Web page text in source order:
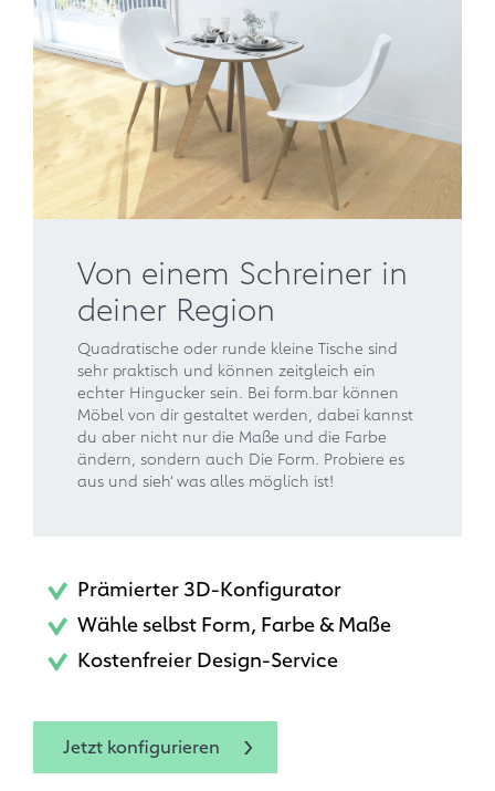
Von einem Schreiner in
deiner Region
Quadratische oder runde kleine Tische sind
sehr praktisch und können zeitgleich ein
echter Hingucker sein. Bei form.bar können
Möbel von dir gestaltet werden, dabei kannst
du aber nicht nur die Maße und die Farbe
ändern, sondern auch Die Form. Probiere es
aus und sieh‘ was alles möglich ist!
Prämierter 3D-Konfigurator
Wähle selbst Form, Farbe & Maße
Kostenfreier Design-Service
Jetzt konfigurieren